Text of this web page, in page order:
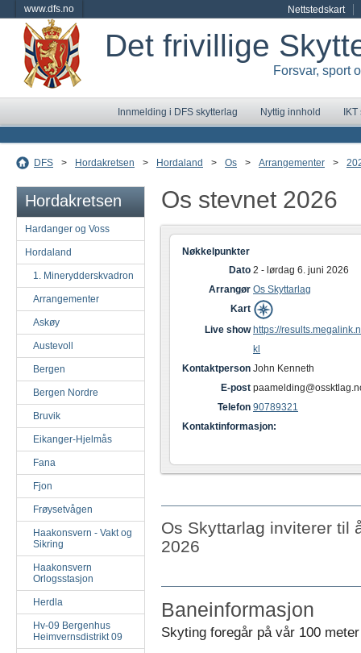
www.dfs.no Nettstedskart
Det frivillige
Forsvar, sport
Innmelding i DFS skytterlag Nyttig innhold
DFS > Hordakretsen > Hordaland > Os > Arrangementer >
Hordakretsen
Hardanger og Voss
Hordaland
1. Minerydderskvadron
Arrangementer
Askøy
Austevoll
Bergen
Bergen Nordre
Bruvik
Eikanger-Hjelmås
Fana
Fjon
Frøysetvågen
Haakonsvern - Vakt og
Sikring
Haakonsvern
Orlogsstasjon
Herdla
Hv-09 Bergenhus
Heimvernsdistrikt 09
Os stevnet 2026
Nøkkelpunkter
Dato 2 - lørdag 6. juni 2026
Arrangør Os Skyttarlag
Kart
Live show https://
kl
Kontaktperson John Kenneth
E-post
Telefon 90789321
Kontaktinformasjon:
Os Skyttarlag inviterer til
2026
Baneinformasjon
Skyting foregår på vår 100